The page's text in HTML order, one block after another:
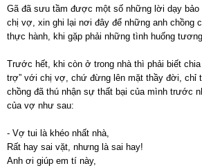
Gã đã sưu tầm được một số những lời dạy bảo
chị vợ, xin ghi lại nơi đây để những anh chồng
thực hành, khi gặp phải những tình huống
Trước hết, khi còn ở trong nhà thì phải biết chia
trợ” với chị vợ, chứ đừng lên mặt thầy đời, chỉ
chồng đã thú nhận sự thất bại của mình trước
của vợ như sau:
- Vợ tui là khéo nhất nhà,
Rất hay sai vặt, nhưng là sai hay!
Anh ơi giúp em tí này,